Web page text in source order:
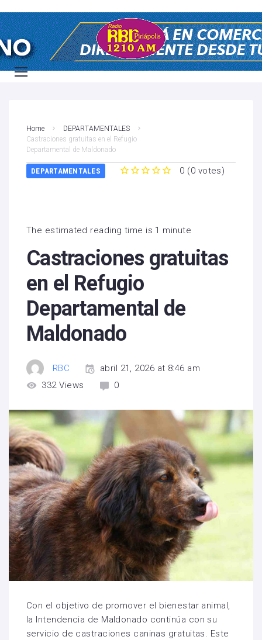
Home
DEPARTAMENTALES
Castraciones gratuitas en el Refugio
Departamental de Maldonado
DEPARTAMENTALES 0 (0 votes)
The estimated reading time is 1 minute
Castraciones gratuitas
en el Refugio
Departamental de
Maldonado
RBC
abril 21, 2026 at 8:46 am
332 Views 0
Con el objetivo de promover el bienestar animal,
la Intendencia de Maldonado continúa con su
servicio de castraciones caninas gratuitas. Este